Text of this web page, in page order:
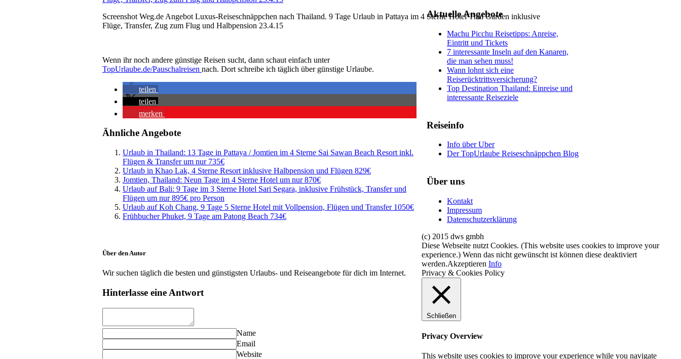
Screenshot Weg.de Angebot Luxus-Reiseschnäppchen nach Thailand. 9 Tage Urlaub in Pattaya im 4 Sterne Hotel Thai Garden inklusive
Flüge, Transfer, Zug zum Flug und Halbpension 23.4.15
Wenn ihr noch andere günstige Reisen sucht, dann schaut einfach unter
TopUrlaube.de/Pauschalreisen nach. Dort schreibe ich täglich über günstige Urlaube.
teilen
teilen
merken
Ähnliche Angebote
Urlaub in Thailand: 13 Tage in Pattaya / Jomtien im 4 Sterne Sai Sawan Beach Resort inkl.
Flügen & Transfer um nur 735€
Urlaub in Khao Lak, 4 Sterne Resort inklusive Halbpension und Flügen 829€
Jomtien, Thailand: Neun Tage im 4 Sterne Hotel um nur 870€
Urlaub auf Bali: 9 Tage im 3 Sterne Hotel Sari Segara, inklusive Frühstück, Transfer und
Flügen um nur 895€ pro Person
Urlaub auf Koh Chang, 9 Tage 5 Sterne Hotel mit Vollpension, Flügen und Transfer 1050€
Frühbucher Phuket, 9 Tage am Patong Beach 734€
Über den Autor
Wir suchen täglich die besten und günstigsten Urlaubs- und Reiseangebote für dich im Internet.
Hinterlasse eine Antwort
Name
Email
Website
Aktuelle Angebote
Machu Picchu Reisetipps: Anreise,
Eintritt und Tickets
7 interessante Inseln auf den Kanaren,
die man sehen muss!
Wann lohnt sich eine
Reiserücktrittsversicherung?
Top Destination Thailand: Einreise und
interessante Reiseziele
Reiseinfo
Info über Uber
Der TopUrlaube Reiseschnäppchen Blog
Über uns
Kontakt
Impressum
Datenschutzerklärung
(c) 2015 dws gmbh
Diese Webseite nutzt Cookies. (This website uses cookies to improve your
experience.) Wenn das nicht gewünscht ist können diese deaktiviert
werden.Akzeptieren Info
Privacy & Cookies Policy
Schließen
Privacy Overview
This website uses cookies to improve your experience while you navigate